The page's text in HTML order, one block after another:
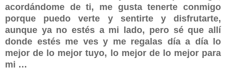
acordándome de ti, me gusta tenerte conmigo
porque puedo verte y sentirte y disfrutarte,
aunque ya no estés a mi lado, pero sé que allí
donde estés me ves y me regalas día a día lo
mejor de lo mejor tuyo, lo mejor de lo mejor para
mi …